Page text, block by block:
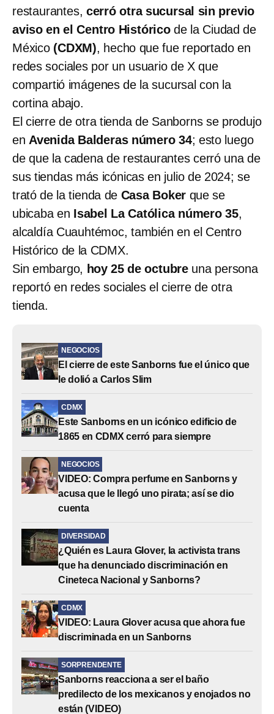
restaurantes, cerró otra sucursal sin previo
aviso en el Centro Históricode la Ciudad de
México (CDXM), hecho que fue reportado en
redes sociales por un usuario de X que
compartió imágenes de la sucursal con la
cortina abajo.
El cierre de otra tienda de Sanborns se produjo
en Avenida Balderas número 34; esto luego
de que la cadena de restaurantes cerró una de
sus tiendas más icónicas en julio de 2024; se
trató de la tienda de Casa Boker que se
ubicaba en Isabel La Católica número 35,
alcaldía Cuauhtémoc, también en el Centro
Histórico de la CDMX.
Sin embargo, hoy 25 de octubre una persona
reportó en redes sociales el cierre de otra
tienda.
NEGOCIOS
El cierre de este Sanborns fue el único que
le dolió a Carlos Slim
CDMX
Este Sanborns en un icónico edificio de
1865 en CDMX cerró para siempre
NEGOCIOS
VIDEO: Compra perfume en Sanborns y
acusa que le llegó uno pirata; así se dio
cuenta
DIVERSIDAD
¿Quién es Laura Glover, la activista trans
que ha denunciado discriminación en
Cineteca Nacional y Sanborns?
CDMX
VIDEO: Laura Glover acusa que ahora fue
discriminada en un Sanborns
SORPRENDENTE
Sanborns reacciona a ser el baño
predilecto de los mexicanos y enojados no
están (VIDEO)